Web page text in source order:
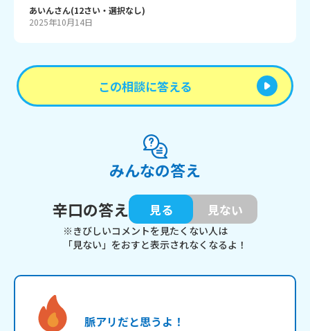
あいんさん(12さい・ 選択なし)
2025年10月14日
この相談に答える
みんなの答え
辛口の答え
見る 見ない
※きびしいコメントを見たくない人は
「見ない」をおすと表示されなくなるよ！
脈アリだと思うよ！